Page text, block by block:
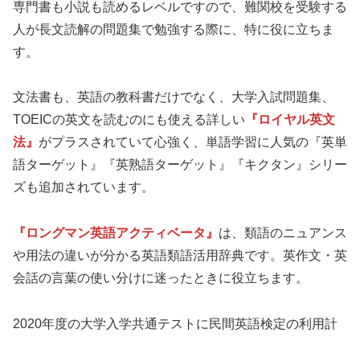
専門書も小説も読めるレベルですので、難関校を受験する
人が長文読解の問題集で勉強する際に、特に役に立ちま
す。
文法書も、英語の教科書だけでなく、大学入試問題集、
TOEICの英文を読むのにも使える詳しい 『ロイヤル英文
法』 がプラスされていて心強く、単語学習に人気の『英単
語ターゲット』『英熟語ターゲット』『キクタン』シリー
ズも追加されています。
『ロングマン英語アクティベータ』 は、類語のニュアンス
や用法の違いが分かる英語類語活用辞典です。英作文・英
会話の言葉の使い分けに迷ったときに役立ちます。
2020年度の大学入学共通テストに民間英語検定の利用計